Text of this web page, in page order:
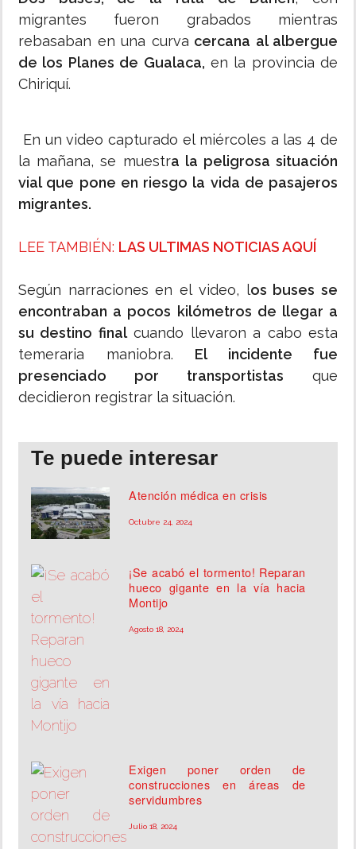
migrantes fueron grabados mientras
rebasaban en una curva cercana al albergue
de los Planes de Gualaca, en la provincia de
Chiriquí.
En un video capturado el miércoles a las 4 de
la mañana, se muestra la peligrosa situación
vial que pone en riesgo la vida de pasajeros
migrantes.
LEE TAMBIÉN: LAS ULTIMAS NOTICIAS AQUÍ
Según narraciones en el video, los buses se
encontraban a pocos kilómetros de llegar a
su destino finalcuando llevaron a cabo esta
temeraria maniobra. El incidente fue
presenciado por transportistas que
decidieron registrar la situación.
Te puede interesar
Atención médica en crisis
Octubre 24, 2024
¡Se acabó el tormento! Reparan
hueco gigante en la vía hacia
Montijo
Agosto 18, 2024
Exigen poner orden de
construcciones en áreas de
servidumbres
Julio 18, 2024